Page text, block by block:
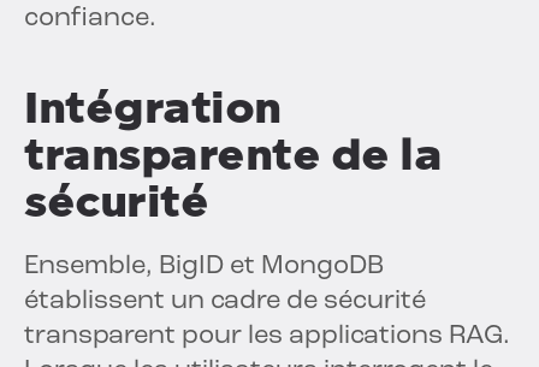
confiance.
Intégration
transparente de la
sécurité
Ensemble, BigID et MongoDB
établissent un cadre de sécurité
transparent pour les applications RAG.